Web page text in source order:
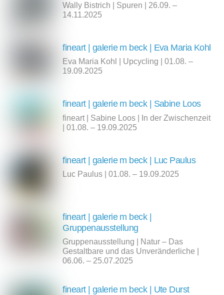
Wally Bistrich | Spuren | 26.09. –
14.11.2025
fineart | galerie m beck | Eva Maria Kohl
Eva Maria Kohl | Upcycling | 01.08. –
19.09.2025
fineart | galerie m beck | Sabine Loos
fineart | Sabine Loos | In der Zwischenzeit
| 01.08. – 19.09.2025
fineart | galerie m beck | Luc Paulus
Luc Paulus | 01.08. – 19.09.2025
fineart | galerie m beck |
Gruppenausstellung
Gruppenausstellung | Natur – Das
Gestaltbare und das Unveränderliche |
06.06. – 25.07.2025
fineart | galerie m beck | Ute Durst